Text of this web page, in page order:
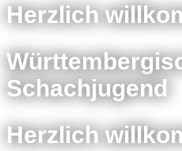
Herzlich
Schachjugend
Herzlich